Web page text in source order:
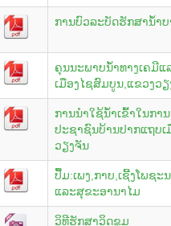
ການບົວລະບັດຮັກສານໍ້າ
ຄຸນນະພາບນ້ຳທາງເຄມີ
ເມືອງໄຊສົມບູນ,ແຂວງວຽ
ການນຳໃຊ້ນ້ຳເຂົ້າໃນກາ
ປະຊາຊົນບ້ານປາກແຖບ
ວຽງຈັນ
ປື້ມ:ເພງ,ກາບ,ເຊີ້ງໂພຊ
ແລະສຸຂະອານາໄມ
ວິທີຮັກສາວິດຂຸມ